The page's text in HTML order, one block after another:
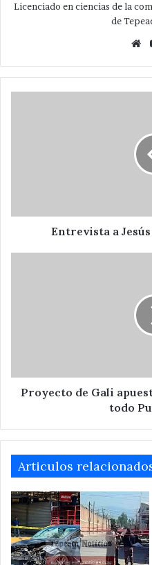
Licenciado en ciencias de la
de
Entrevista a
todo
Puebla:JMR
Proyecto de Gali
todo
Articulos